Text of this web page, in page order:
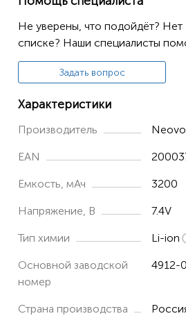
Не уверены, что подойдёт?
списке? Наши специалисты
Задать вопрос
Характеристики
Производитель
EAN
Емкость, мАч 3200
Напряжение, В 7.4V
Тип химии Li-ion
Основной заводской
номер
4912-
Страна производства